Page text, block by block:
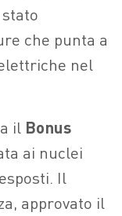
che punta a
nel
il Bonus
ai nuclei
Il
approvato il